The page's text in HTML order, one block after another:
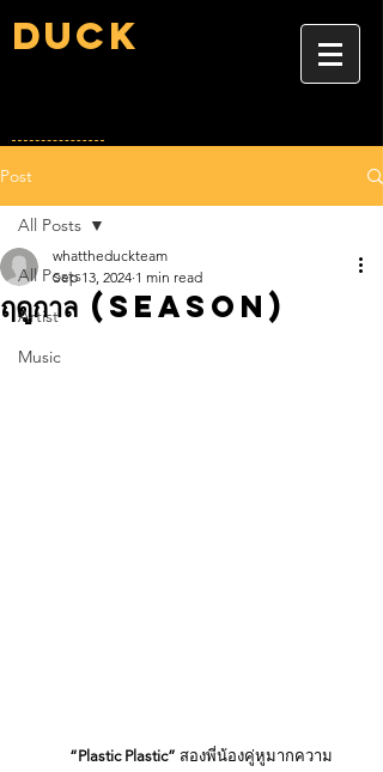
Duck
Post
All Posts
Artist
Music
All Posts
ฤดูกาล (Season)
whattheduckteam
Sep 13, 2024 1 min read
	“Plastic Plastic”
สองพี่น้องคู่หูมากความ